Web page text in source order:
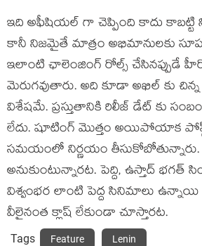
ఇది అఫీషియల్ గా చెప్పింది కాదు కాబట్టి
కానీ నిజమైతే మాత్రం అభిమానులకు
ఇలాంటి ఛాలెంజింగ్ రోల్స్ చేసినప్పుడే
మెరుగవుతారు. అది కూడా అఖిల్ కు
విశేషమే. ప్రస్తుతానికి రిలీజ్ డేట్ కు
లేదు. షూటింగ్ మొత్తం అయిపోయాక పోస్ట్
సమయంలో నిర్ణయం తీసుకోబోతున్నారు.
అనుకుంటున్నారట. పెద్ది, ఉస్తాద్ భగత్
విశ్వంభర లాంటి పెద్ద సినిమాలు
వీలైనంత క్లాష్ లేకుండా చూస్తారట.
Tags Feature Lenin